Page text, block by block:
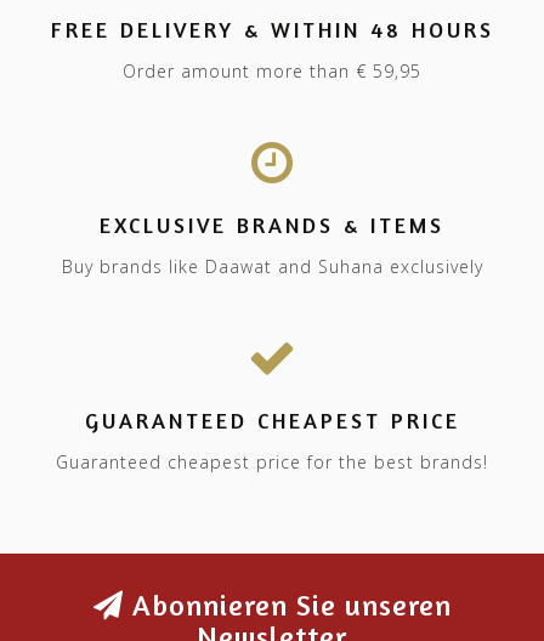
FREE DELIVERY & WITHIN 48 HOURS
Order amount more than € 59,95
EXCLUSIVE BRANDS & ITEMS
Buy brands like Daawat and Suhana exclusively
GUARANTEED CHEAPEST PRICE
Guaranteed cheapest price for the best brands!
Abonnieren Sie unseren